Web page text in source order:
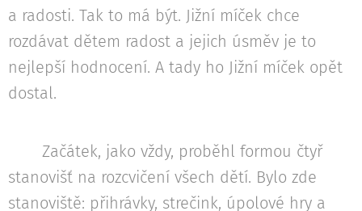
a radosti. Tak to má být. Jižní míček chce
rozdávat dětem radost a jejich úsměv je to
nejlepší hodnocení. A tady ho Jižní míček opět
dostal.
Začátek, jako vždy, proběhl formou čtyř
stanovišť na rozcvičení všech dětí. Bylo zde
stanoviště: přihrávky, strečink, úpolové hry a